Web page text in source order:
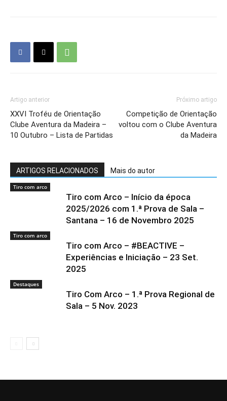
Artigo anterior
XXVI Troféu de Orientação
Clube Aventura da Madeira –
10 Outubro – Lista de Partidas
Próximo artigo
Competição de Orientação
voltou com o Clube Aventura
da Madeira
ARTIGOS RELACIONADOS Mais do autor
Tiro com arco
Tiro com Arco – Início da época
2025/2026 com 1.ª Prova de Sala –
Santana – 16 de Novembro 2025
Tiro com arco
Tiro com Arco – #BEACTIVE –
Experiências e Iniciação – 23 Set.
2025
Destaques
Tiro Com Arco – 1.ª Prova Regional de
Sala – 5 Nov. 2023